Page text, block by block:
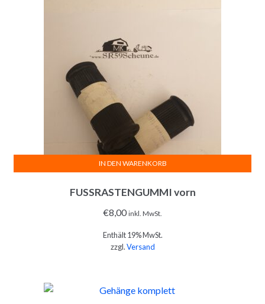
FUSSRASTENGUMMI vorn
€8,00 inkl. MwSt.
Enthält 19% MwSt.
zzgl.Versand
IN DEN WARENKORB